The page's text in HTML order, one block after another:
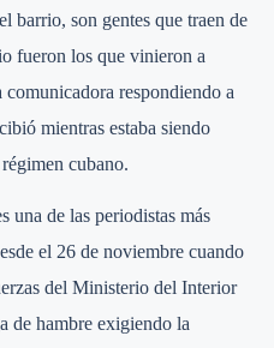
barrio, son gentes que traen de
fueron los que vinieron a
comunicadora respondiendo a
mientras estaba siendo
cubano.
una de las periodistas más
el 26 de noviembre cuando
del Ministerio del Interior
de hambre exigiendo la